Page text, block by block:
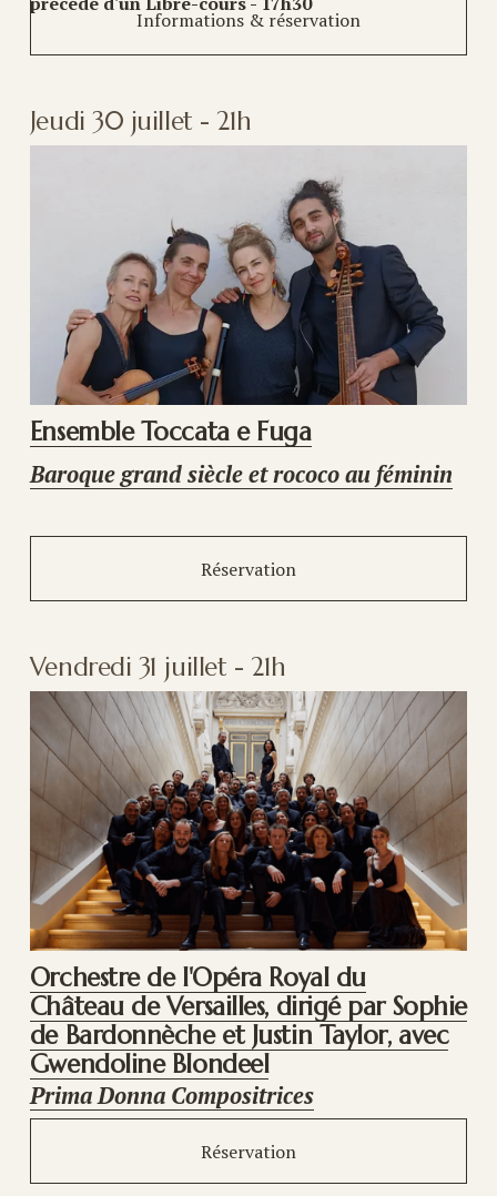
Informations & réservation
Jeudi 30 juillet - 21h
Ensemble Toccata e Fuga
Baroque grand siècle et rococo au féminin
Réservation
Vendredi 31 juillet - 21h
Orchestre de l'Opéra Royal du
Château de Versailles, dirigé par Sophie
de Bardonnèche et Justin Taylor, avec
Gwendoline Blondeel
Prima Donna Compositrices
Réservation